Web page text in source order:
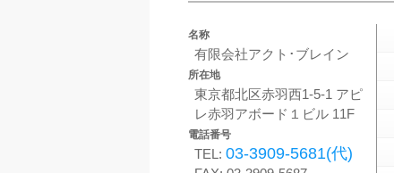
名称
有限会社アクト･ブレイン
所在地
東京都北区赤羽西1-5-1 アピ
レ赤羽アボード１ビル 11F
電話番号
TEL:03-3909-5681(代)